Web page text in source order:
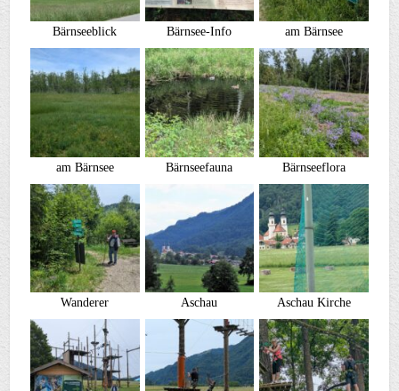
Bärnseeblick Bärnsee-Info am Bärnsee
am Bärnsee Bärnseefauna Bärnseeflora
Wanderer Aschau Aschau Kirche